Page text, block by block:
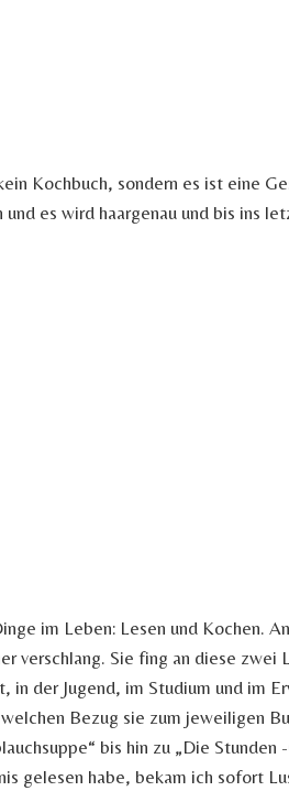
Kochbuch, sondern es ist eine
es wird haargenau und bis ins
im Leben: Lesen und Kochen.
verschlang. Sie fing an diese zwei
der Jugend, im Studium und im
Bezug sie zum jeweiligen
bis hin zu „Die Stunden
gelesen habe, bekam ich sofort